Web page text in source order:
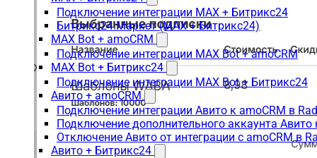
Подключение интеграции MAX + Битрикс24
Битрикс24.Маркет (MAX + Битрикс24)
MAX Bot + amoCRM
Подключение интеграции MAX Bot + amoCRM
MAX Bot + Битрикс24
Подключение интеграции MAX Bot + Битрикс24
Авито + amoCRM
Подключение интеграции Авито к amoCRM в
Подключение дополнительного аккаунта Авито
Отключение Авито от интеграции с amoCRM в
Авито + Битрикс24